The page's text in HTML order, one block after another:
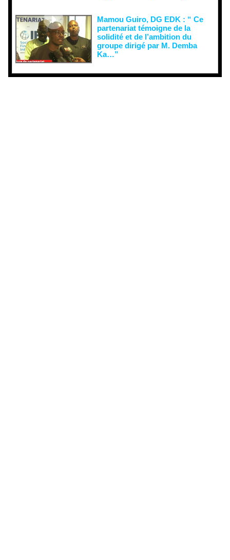
Mamou Guiro, DG EDK : “ Ce
partenariat témoigne de la
solidité et de l’ambition du
groupe dirigé par M. Demba
Ka…”